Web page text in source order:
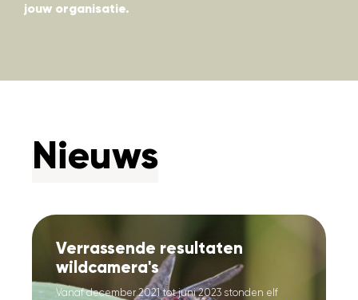
jouw organisatie.
Nieuws
Verrassende resultaten
wildcamera's
Vanaf december 2021 tot juni 2023 stonden elf